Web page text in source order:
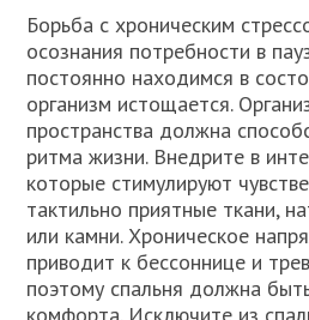
Борьба с хроническим
осознания потребности в
постоянно находимся в
организм истощается.
пространства должна
ритма жизни. Внедрите в
которые стимулируют
тактильно приятные ткани,
или камни. Хроническое
приводит к бессоннице и
поэтому спальня должна
комфорта. Исключите из